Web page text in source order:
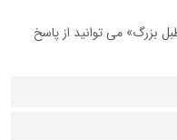
بزرگ» می توانید از پاسخ